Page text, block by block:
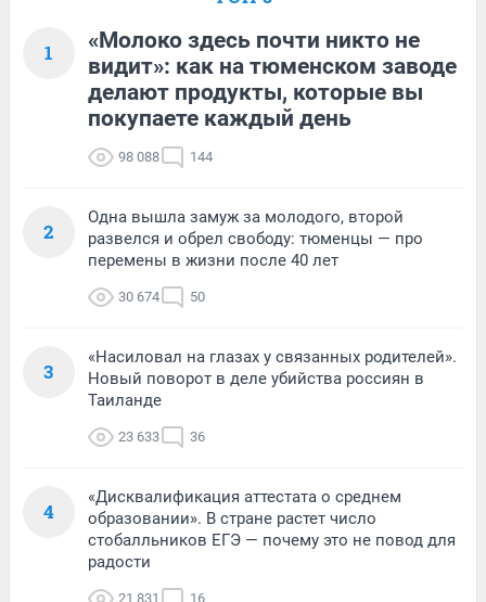
1
«Молоко здесь почти никто не
видит»: как на тюменском заводе
делают продукты, которые вы
покупаете каждый день
98 088 144
2
Одна вышла замуж за молодого, второй
развелся и обрел свободу: тюменцы — про
перемены в жизни после 40 лет
30 674 50
3
«Насиловал на глазах у связанных родителей».
Новый поворот в деле убийства россиян в
Таиланде
23 633 36
4
«Дисквалификация аттестата о среднем
образовании». В стране растет число
стобалльников ЕГЭ — почему это не повод для
радости
21 831 16